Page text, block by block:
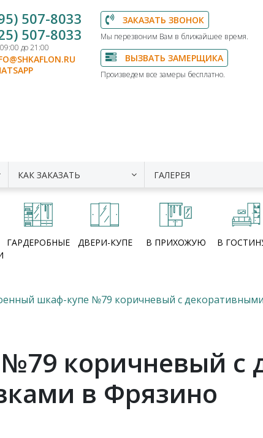
507-8033
507-8033
до 21:00
ЗАКАЗАТЬ ЗВОНОК
Мы перезвоним Вам в ближайшее время.
ВЫЗВАТЬ ЗАМЕРЩИКА
Произведем все замеры бесплатно.
КАК ЗАКАЗАТЬ ГАЛЕРЕЯ
ГАРДЕРОБНЫЕ ДВЕРИ-КУПЕ В ПРИХОЖУЮ В
шкаф-купе №79 коричневый с
коричневый с
в Фрязино